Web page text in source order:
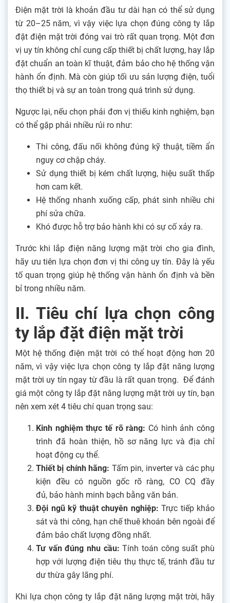
Điện mặt trời là khoản đầu tư dài hạn có thể sử dụng
từ 20–25 năm, vì vậy việc lựa chọn đúng công ty lắp
đặt điện mặt trời đóng vai trò rất quan trọng. Một đơn
vị uy tín không chỉ cung cấp thiết bị chất lượng, hay lắp
đặt chuẩn an toàn kĩ thuật, đảm bảo cho hệ thống vận
hành ổn định. Mà còn giúp tối ưu sản lượng điện, tuổi
thọ thiết bị và sự an toàn trong quá trình sử dụng.
Ngược lại, nếu chọn phải đơn vị thiếu kinh nghiệm, bạn
có thể gặp phải nhiều rủi ro như:
Thi công, đấu nối không đúng kỹ thuật, tiềm ẩn
nguy cơ chập cháy.
Sử dụng thiết bị kém chất lượng, hiệu suất thấp
hơn cam kết.
Hệ thống nhanh xuống cấp, phát sinh nhiều chi
phí sửa chữa.
Khó được hỗ trợ bảo hành khi có sự cố xảy ra.
Trước khi lắp điện năng lượng mặt trời cho gia đình,
hãy ưu tiên lựa chọn đơn vị thi công uy tín. Đây là yếu
tố quan trọng giúp hệ thống vận hành ổn định và bền
bỉ trong nhiều năm.
II. Tiêu chí lựa chọn công
ty lắp đặt điện mặt trời
Một hệ thống điện mặt trời có thể hoạt động hơn 20
năm, vì vậy việc lựa chọn công ty lắp đặt năng lượng
mặt trời uy tín ngay từ đầu là rất quan trọng. Để đánh
giá một công ty lắp đặt năng lượng mặt trời uy tín, bạn
nên xem xét 4 tiêu chí quan trọng sau:
Kinh nghiệm thực tế rõ ràng: Có hình ảnh công
trình đã hoàn thiện, hồ sơ năng lực và địa chỉ
hoạt động cụ thể.
Thiết bị chính hãng: Tấm pin, inverter và các phụ
kiện đều có nguồn gốc rõ ràng, CO CQ đầy
đủ, bảo hành minh bạch bằng văn bản.
Đội ngũ kỹ thuật chuyên nghiệp: Trực tiếp khảo
sát và thi công, hạn chế thuê khoán bên ngoài để
đảm bảo chất lượng đồng nhất.
Tư vấn đúng nhu cầu:Tính toán công suất phù
hợp với lượng điện tiêu thụ thực tế, tránh đầu tư
dư thừa gây lãng phí.
Khi lựa chọn công ty lắp đặt năng lượng mặt trời, hãy